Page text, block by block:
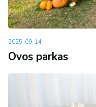
2025-09-14
Ovos parkas